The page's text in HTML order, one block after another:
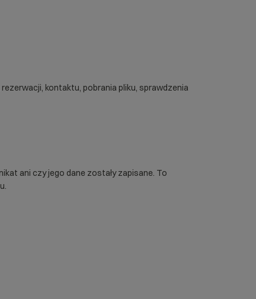
kontaktu, pobrania pliku, sprawdzenia
ani czy jego dane zostały zapisane. To